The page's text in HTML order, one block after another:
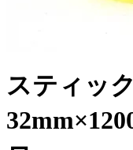
スティック